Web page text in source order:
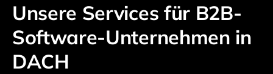
Unsere Services für B2B-
Software-Unternehmen in
DACH